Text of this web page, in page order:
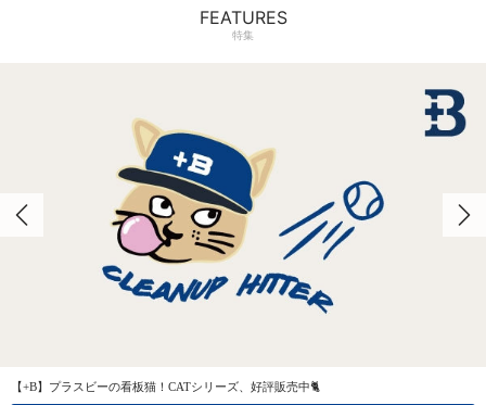
FEATURES
特集
【+B】プラスビーの看板猫！CATシリーズ、好評販売中🐈